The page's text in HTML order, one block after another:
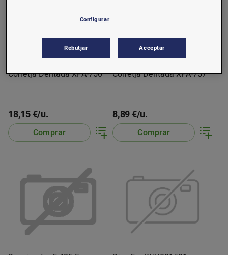
Corretja Dentada XPA-750
18,15 €/u.
Comprar
Corretja Dentada XPA-757
8,89 €/u.
Comprar
Configurar
Rebutjar Acceptar